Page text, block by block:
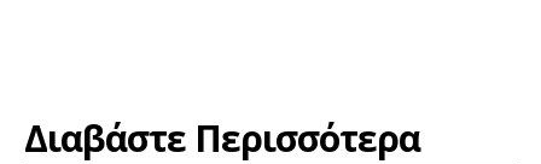
Διαβάστε Περισσότερα